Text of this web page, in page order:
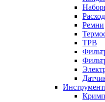
Ремни
ТРВ